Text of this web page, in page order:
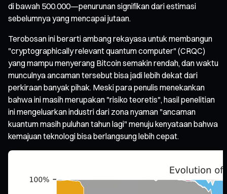
di bawah 500.000—penurunan signifikan dari estimasi
sebelumnya yang mencapai jutaan.
Terobosan ini berarti ambang rekayasa untuk membangun
"cryptographically relevant quantum computer" (CRQC)
yang mampu menyerang Bitcoin semakin rendah, dan waktu
munculnya ancaman tersebut bisa jadi lebih dekat dari
perkiraan banyak pihak. Meski para penulis menekankan
bahwa ini masih merupakan "risiko teoretis", hasil penelitian
ini mengeluarkan industri dari zona nyaman "ancaman
kuantum masih puluhan tahun lagi" menuju kenyataan bahwa
kemajuan teknologi bisa berlangsung lebih cepat.